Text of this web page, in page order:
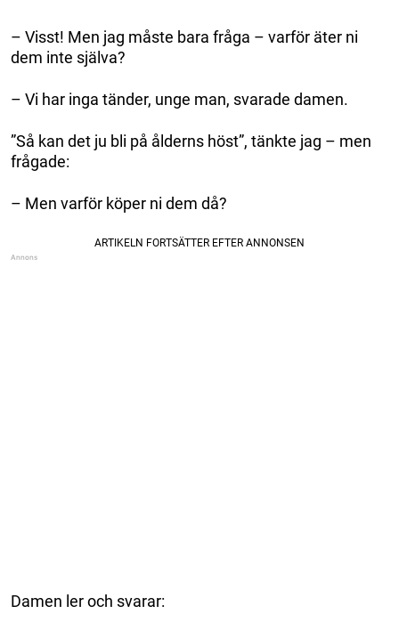
– Visst! Men jag måste bara fråga – varför äter ni
dem inte själva?
– Vi har inga tänder, unge man, svarade damen.
”Så kan det ju bli på ålderns höst”, tänkte jag – men
frågade:
– Men varför köper ni dem då?
Damen ler och svarar: